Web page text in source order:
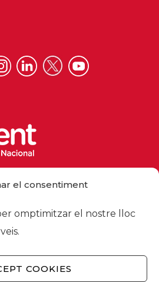
el consentiment
omptimitzar el nostre lloc
COOKIES
del Treball Nacional